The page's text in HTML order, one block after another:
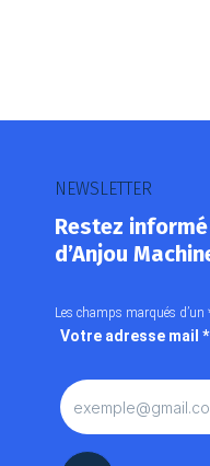
NEWSLETTER
Restez
d’Anjou
Les champs marqués d’un
Votre adresse mail *